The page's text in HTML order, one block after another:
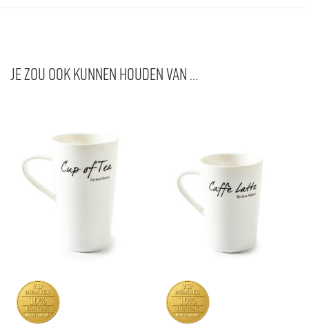
Je zou ook kunnen houden van …